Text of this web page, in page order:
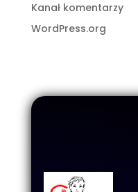
Kanał komentarzy
WordPress.org